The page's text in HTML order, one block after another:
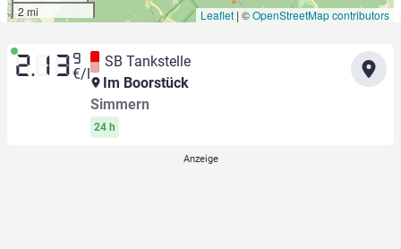
2 mi
Leaflet | ©OpenStreetMap contributors
2.13 9
€/l
SB Tankstelle
Im Boorstück
Simmern
24 h